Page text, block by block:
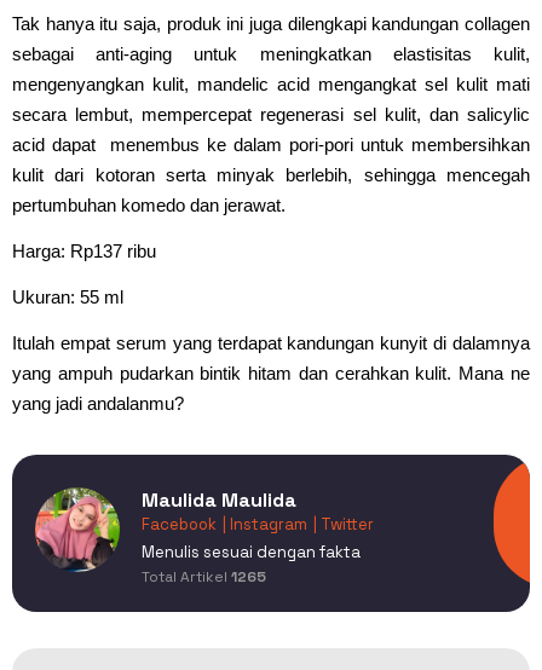
Tak hanya itu saja, produk ini juga dilengkapi kandungan collagen
sebagai anti-aging untuk meningkatkan elastisitas kulit,
mengenyangkan kulit, mandelic acid mengangkat sel kulit mati
secara lembut, mempercepat regenerasi sel kulit, dan salicylic
acid dapat menembus ke dalam pori-pori untuk membersihkan
kulit dari kotoran serta minyak berlebih, sehingga mencegah
pertumbuhan komedo dan jerawat.
Harga: Rp137 ribu
Ukuran: 55 ml
Itulah empat serum yang terdapat kandungan kunyit di dalamnya
yang ampuh pudarkan bintik hitam dan cerahkan kulit. Mana ne
yang jadi andalanmu?
Maulida Maulida
Facebook | Instagram
| Twitter
Menulis sesuai dengan fakta
Total Artikel 1265